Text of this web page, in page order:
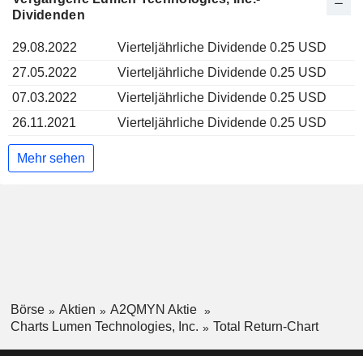
Dividenden
29.08.2022
Vierteljährliche Dividende 0.25 USD
27.05.2022
Vierteljährliche Dividende 0.25 USD
07.03.2022
Vierteljährliche Dividende 0.25 USD
26.11.2021
Vierteljährliche Dividende 0.25 USD
Mehr sehen
Börse Aktien
A2QMYN Aktie
Charts Lumen Technologies, Inc.
Total Return-Chart